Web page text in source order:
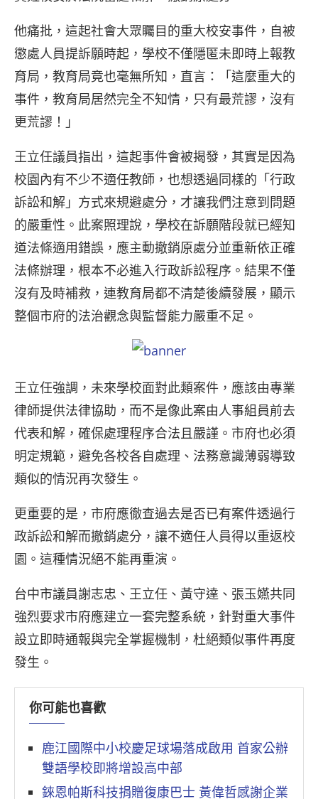
他痛批，這起社會大眾矚目的重大校安事件，自被
懲處人員提訴願時起，學校不僅隱匿未即時上報教
育局，教育局竟也毫無所知，直言：「這麼重大的
事件，教育局居然完全不知情，只有最荒謬，沒有
更荒謬！」
王立任議員指出，這起事件會被揭發，其實是因為
校園內有不少不適任教師，也想透過同樣的「行政
訴訟和解」方式來規避處分，才讓我們注意到問題
的嚴重性。此案照理說，學校在訴願階段就已經知
道法條適用錯誤，應主動撤銷原處分並重新依正確
法條辦理，根本不必進入行政訴訟程序。結果不僅
沒有及時補救，連教育局都不清楚後續發展，顯示
整個市府的法治觀念與監督能力嚴重不足。
王立任強調，未來學校面對此類案件，應該由專業
律師提供法律協助，而不是像此案由人事組員前去
代表和解，確保處理程序合法且嚴謹。市府也必須
明定規範，避免各校各自處理、法務意識薄弱導致
類似的情況再次發生。
更重要的是，市府應徹查過去是否已有案件透過行
政訴訟和解而撤銷處分，讓不適任人員得以重返校
園。這種情況絕不能再重演。
台中市議員謝志忠、王立任、黃守達、張玉嬿共同
強烈要求市府應建立一套完整系統，針對重大事件
設立即時通報與完全掌握機制，杜絕類似事件再度
發生。
你可能也喜歡
鹿江國際中小校慶足球場落成啟用 首家公辦
雙語學校即將增設高中部
錸恩帕斯科技捐贈復康巴士 黃偉哲感謝企業